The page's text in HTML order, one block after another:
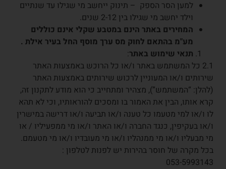
למען הסר הספק – תינוק ייחשב מי שגילו עד שנתיים
וילד יחשב מי שגילו בין 2-12 שנים.
המחירים באתר הינם במטבע שקלי אינם כוללים
מע"מ בהתאם לחוק מס ערך מוסף החל בעיר אילת .
תנאי שימוש באתר:
2.1 כל המשתמש באתר ו/או כל הרוכש באמצעות האתר
שירותים ו/או המעוניין לרכוש שירותים באמצעות האתר
(להלן: “המשתמש”), מצהיר ומתחייב כי הוא מודע לתקנון זה,
קרא אותו, הבין את האמור בו ומסכים להוראותיו, וכי לא תהא
לו ו/או למי מטעמו כל טענה ו/או תביעה ו/או דרישה במישרין
ו/או בעקיפין, כנגד החברה ו/או האתר ו/או מי ממפעיליו / או
מי מבעליו ו/או מי ממנהליו ו/או מי מעובדיו ו/או מי מטעמם.
בכל מקרה של חוסר בהירות יש לפנות לטלפון :
053-5993143